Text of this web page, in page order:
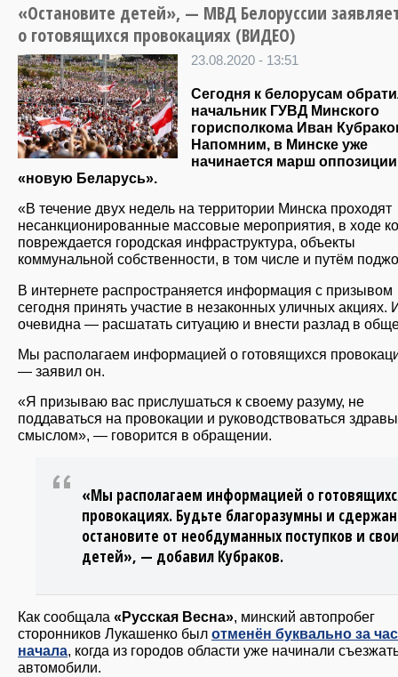
«Остановите детей», — МВД Белоруссии
о готовящихся провокациях (ВИДЕО)
23.08.2020 - 13:51
Сегодня к белорусам
начальник ГУВД Минского
горисполкома Иван
Напомним, в Минске уже
начинается марш оппозиции
«новую Беларусь».
«В течение двух недель на территории Минска проходят
несанкционированные массовые мероприятия, в ходе
повреждается городская инфраструктура, объекты
коммунальной собственности, в том числе и путём
В интернете распространяется информация с призывом
сегодня принять участие в незаконных уличных акциях.
очевидна — расшатать ситуацию и внести разлад в
Мы располагаем информацией о готовящихся
— заявил он.
«Я призываю вас прислушаться к своему разуму, не
поддаваться на провокации и руководствоваться
смыслом», — говорится в обращении.
«Мы располагаем информацией о
провокациях. Будьте благоразумны и
остановите от необдуманных поступков и
детей», — добавил Кубраков.
Как сообщала «Русская Весна», минский автопробег
сторонников Лукашенко был отменён буквально за
начала, когда из городов области уже начинали
автомобили.